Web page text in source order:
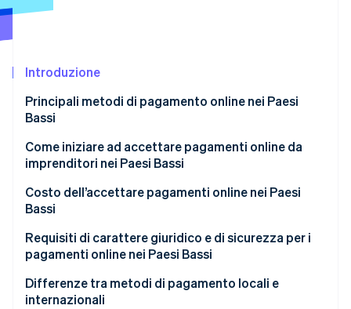
Costituzione di start-up
Climate
Rimozione del carbonio
Verifica online dell'identità
Stripe Sessions 2026
Scopri come Stripe sta costruendo l'infrastruttura
Introduzione
Principali metodi di pagamento online nei Paesi
Bassi
iDEAL | Wero
Carte di credito e di debito
Bonifico SEPA
Addebito diretto SEPA
Wallet
Pagamenti a rate
Come iniziare ad accettare pagamenti online da
imprenditori nei Paesi Bassi
Scegli il prestatore di servizi di pagamento (PSP)
Integra i pagamenti nel tuo sito web o nella tua
piattaforma
Verifica i flussi di pagamento
Costo dell’accettare pagamenti online nei Paesi
Bassi
Requisiti di carattere giuridico e di sicurezza per i
pagamenti online nei Paesi Bassi
SCA
Differenze tra metodi di pagamento locali e
internazionali